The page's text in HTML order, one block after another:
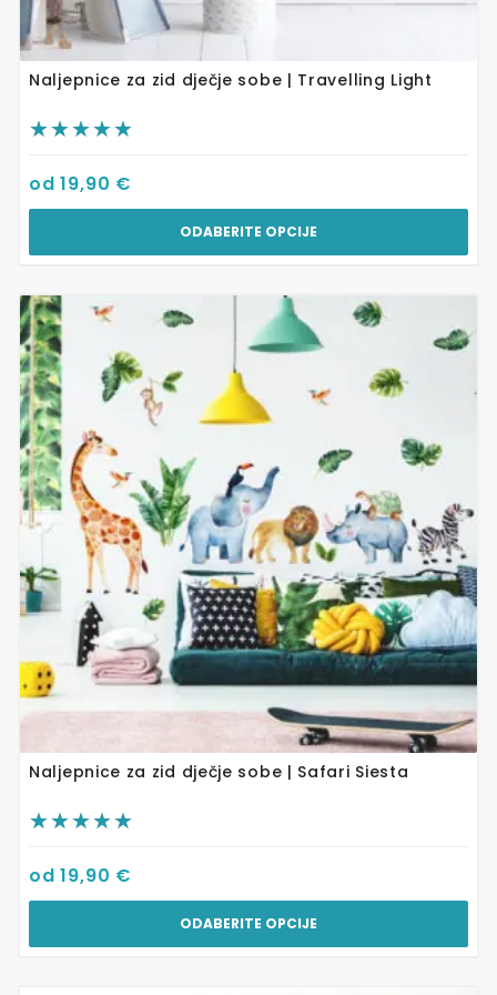
Naljepnice za zid dječje sobe | Travelling Light
od19,90 €
ODABERITE OPCIJE
Naljepnice za zid dječje sobe | Safari Siesta
od19,90 €
ODABERITE OPCIJE
Ovaj
proizvod
ima
više
varijanti.
Opcije
se
mogu
odabrati
na
proizvoda